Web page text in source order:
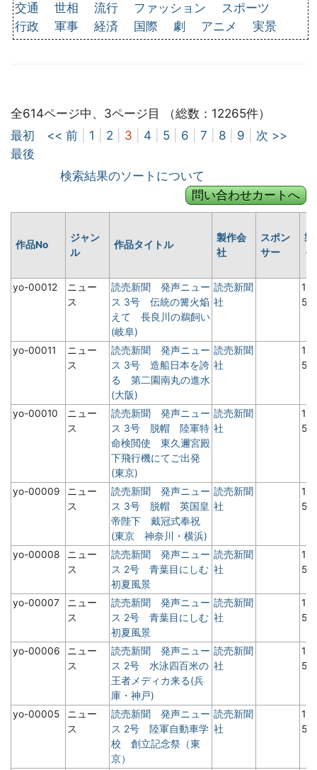
交通
世相 流行 ファッション
スポーツ
行政
軍事 経済 国際 劇 アニメ 実景
全614ページ中、3ページ目 （総数：12265件）
最初
<< 前 1 2 3 4 5 6 7 8 9
次 >>
最後
検索結果のソートについて
作品No
ジャン
ル
作品タイトル
製作会
社
スポン
サー
製
yo-00012
ニュー
ス
読売新聞 発声ニュー
ス 3号 伝統の篝火焔
えて 長良川の鵜飼い
(岐阜)
読売新聞
社
5
yo-00011
ニュー
ス
読売新聞 発声ニュー
ス 3号 造船日本を誇
る 第二園南丸の進水
(大阪)
読売新聞
社
5
yo-00010
ニュー
ス
読売新聞 発声ニュー
ス 3号 脱帽 陸軍特
命検閲使 東久邇宮殿
下飛行機にてご出発
(東京)
読売新聞
社
5
yo-00009
ニュー
ス
読売新聞 発声ニュー
ス 3号 脱帽 英国皇
帝陛下 戴冠式奉祝
(東京 神奈川・横浜)
読売新聞
社
5
yo-00008
ニュー
ス
読売新聞 発声ニュー
ス 2号 青葉目にしむ
初夏風景
読売新聞
社
5
yo-00007
ニュー
ス
読売新聞 発声ニュー
ス 2号 青葉目にしむ
初夏風景
読売新聞
社
5
yo-00006
ニュー
ス
読売新聞 発声ニュー
ス 2号 水泳四百米の
王者メディカ来る(兵
庫・神戸)
読売新聞
社
5
yo-00005
ニュー
ス
読売新聞 発声ニュー
ス 2号 陸軍自動車学
校 創立記念祭（東
京）
読売新聞
社
5